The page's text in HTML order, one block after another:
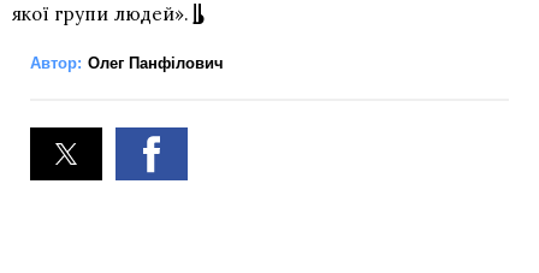
якої групи людей».
Автор: Олег Панфілович